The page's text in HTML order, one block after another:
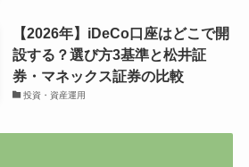
【2026年】iDeCo口座はどこで開
設する？選び方3基準と松井証
券・マネックス証券の比較
投資・資産運用